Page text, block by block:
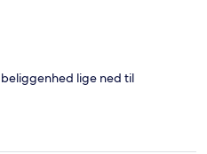
lige ned til